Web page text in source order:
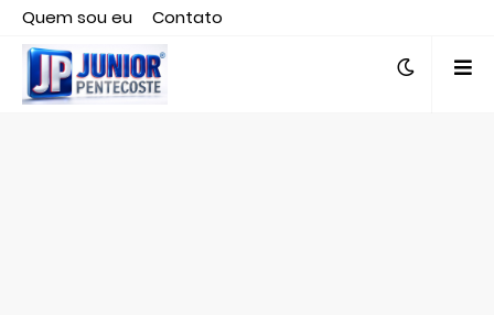
Quem sou eu
Contato
Editor responsável, jornalista Clovis Almeida.